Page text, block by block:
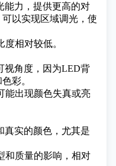
能力，提供更高的对
以实现区域调光，使
相对较低。
视角度，因为LED背
彩。
能出现颜色失真或亮
真实的颜色，尤其是
和质量的影响，相对